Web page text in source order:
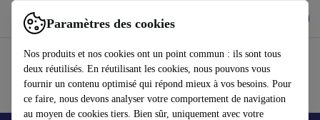
Paramètres des cookies
Nos produits et nos cookies ont un point commun : ils sont tous
deux réutilisés. En réutilisant les cookies, nous pouvons vous
fournir un contenu optimisé qui répond mieux à vos besoins. Pour
ce faire, nous devons analyser votre comportement de navigation
au moyen de cookies tiers. Bien sûr, uniquement avec votre
Utilisez refurbed rapidement et facilement